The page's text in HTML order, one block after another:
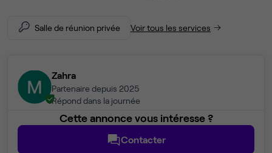
Salle de réunion privée Voir tous les services
Zahra
Partenaire depuis 2025
Répond dans la journée
Cette annonce vous intéresse ?
Contacter